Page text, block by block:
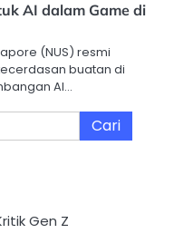
AI dalam Game di
(NUS) resmi
buatan di
AI…
Gen Z